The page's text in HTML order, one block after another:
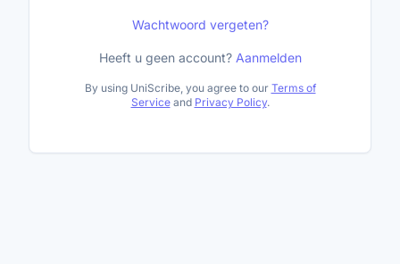
Wachtwoord vergeten?
Heeft u geen account? Aanmelden
By using UniScribe, you agree to our Terms of
Service and Privacy Policy.